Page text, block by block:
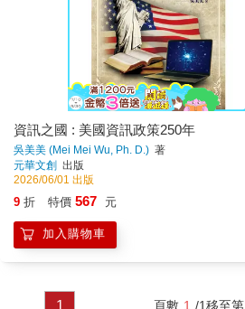
資訊之國 : 美國資訊政策250年
吳美美 (Mei Mei Wu, Ph. D.) 著
元華文創 出版
2026/06/01 出版
9 折 特價 567 元
加入購物車
1 頁數 1 /1移至第